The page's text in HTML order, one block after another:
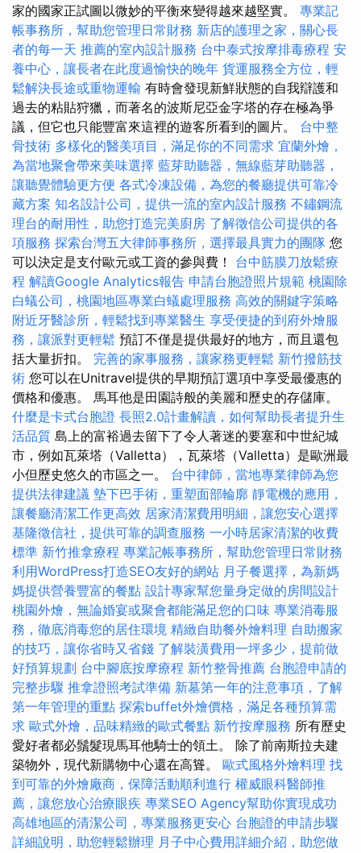
家的國家正試圖以微妙的平衡來變得越來越堅實。 專業記
帳事務所，幫助您管理日常財務 新店的護理之家，關心長
者的每一天 推薦的室內設計服務 台中泰式按摩排毒療程 安
養中心，讓長者在此度過愉快的晚年 貨運服務全方位，輕
鬆解決長途或重物運輸 有時會發現新鮮狀態的自我辯護和
過去的粘貼狩獵，而著名的波斯尼亞金字塔的存在極為爭
議，但它也只能豐富來這裡的遊客所看到的圖片。 台中整
骨技術 多樣化的醫美項目，滿足你的不同需求 宜蘭外燴，
為當地聚會帶來美味選擇 藍芽助聽器，無線藍芽助聽器，
讓聽覺體驗更方便 各式冷凍設備，為您的餐廳提供可靠冷
藏方案 知名設計公司，提供一流的室內設計服務 不鏽鋼流
理台的耐用性，助您打造完美廚房 了解徵信公司提供的各
項服務 探索台灣五大律師事務所，選擇最具實力的團隊 您
可以決定是支付歐元或工資的參與費！ 台中筋膜刀放鬆療
程 解讀Google Analytics報告 申請台胞證照片規範 桃園除
白蟻公司，桃園地區專業白蟻處理服務 高效的關鍵字策略
附近牙醫診所，輕鬆找到專業醫生 享受便捷的到府外燴服
務，讓派對更輕鬆 預訂不僅是提供最好的地方，而且還包
括大量折扣。 完善的家事服務，讓家務更輕鬆 新竹撥筋技
術 您可以在Unitravel提供的早期預訂選項中享受最優惠的
價格和優惠。 馬耳他是田園詩般的美麗和歷史的存儲庫。
什麼是卡式台胞證 長照2.0計畫解讀，如何幫助長者提升生
活品質 島上的富裕過去留下了令人著迷的要塞和中世紀城
市，例如瓦萊塔（Valletta），瓦萊塔（Valletta）是歐洲最
小但歷史悠久的市區之一。 台中律師，當地專業律師為您
提供法律建議 墊下巴手術，重塑面部輪廓 靜電機的應用，
讓餐廳清潔工作更高效 居家清潔費用明細，讓您安心選擇
基隆徵信社，提供可靠的調查服務 一小時居家清潔的收費
標準 新竹推拿療程 專業記帳事務所，幫助您管理日常財務
利用WordPress打造SEO友好的網站 月子餐選擇，為新媽
媽提供營養豐富的餐點 設計專家幫您量身定做的房間設計
桃園外燴，無論婚宴或聚會都能滿足您的口味 專業消毒服
務，徹底消毒您的居住環境 精緻自助餐外燴料理 自助搬家
的技巧，讓你省時又省錢 了解裝潢費用一坪多少，提前做
好預算規劃 台中腳底按摩療程 新竹整骨推薦 台胞證申請的
完整步驟 推拿證照考試準備 新墓第一年的注意事項，了解
第一年管理的重點 探索buffet外燴價格，滿足各種預算需
求 歐式外燴，品味精緻的歐式餐點 新竹按摩服務 所有歷史
愛好者都必鬚髮現馬耳他騎士的領土。 除了前南斯拉夫建
築物外，現代新購物中心還在高聳。 歐式風格外燴料理 找
到可靠的外燴廠商，保障活動順利進行 權威眼科醫師推
薦，讓您放心治療眼疾 專業SEO Agency幫助你實現成功
高雄地區的清潔公司，專業服務更安心 台胞證的申請步驟
詳細說明，助您輕鬆辦理 月子中心費用詳細介紹，助您做